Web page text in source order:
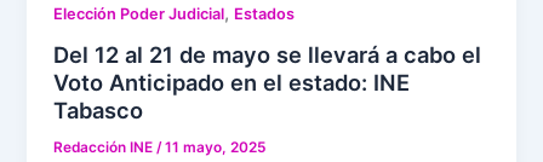
Elección Poder Judicial, Estados
Del 12 al 21 de mayo se llevará a cabo el
Voto Anticipado en el estado: INE
Tabasco
Redacción INE/11 mayo, 2025